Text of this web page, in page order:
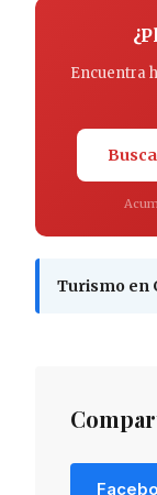
Encuentra
Turismo en